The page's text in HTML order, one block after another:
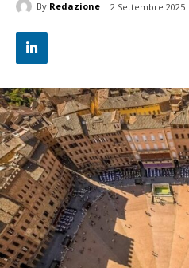
By Redazione 2 Settembre 2025